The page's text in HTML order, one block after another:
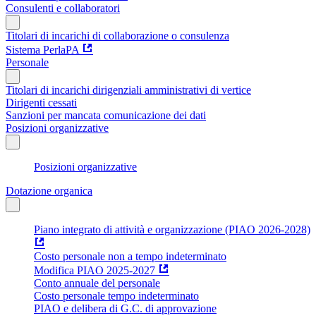
Consulenti e collaboratori
Titolari di incarichi di collaborazione o consulenza
Sistema PerlaPA
Personale
Titolari di incarichi dirigenziali amministrativi di vertice
Dirigenti cessati
Sanzioni per mancata comunicazione dei dati
Posizioni organizzative
Posizioni organizzative
Dotazione organica
Piano integrato di attività e organizzazione (PIAO 2026-2028)
Costo personale non a tempo indeterminato
Modifica PIAO 2025-2027
Conto annuale del personale
Costo personale tempo indeterminato
PIAO e delibera di G.C. di approvazione